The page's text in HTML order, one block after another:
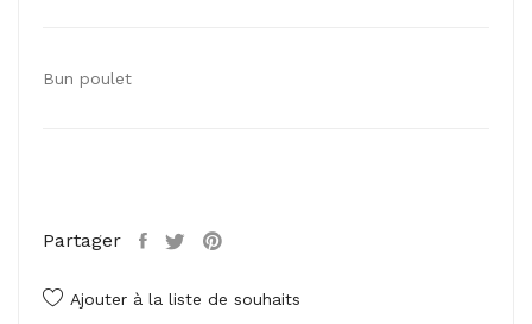
Bun poulet
Partager
Ajouter à la liste de souhaits